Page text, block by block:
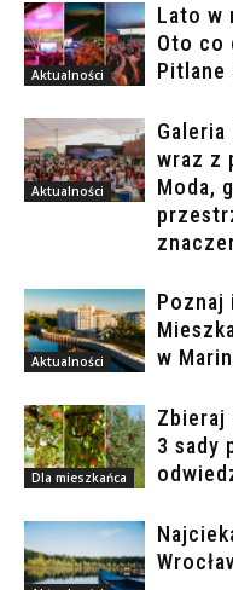
Aktualności
Lato w
Oto co
Pitlane
Aktualności
Galeria
wraz z
Moda,
Aktualności
Poznaj
w
Dla mieszkańca
Zbieraj
3 sady